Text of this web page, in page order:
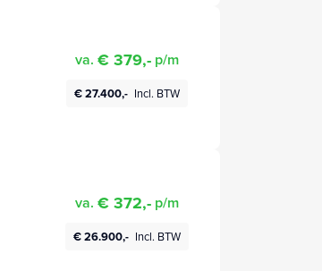
va. € 379,- p/m
€ 27.400,- Incl. BTW
va. € 372,- p/m
€ 26.900,- Incl. BTW